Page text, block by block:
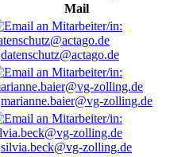
Mail
datenschutz@actago.de
marianne.baier@vg-zolling.de
silvia.beck@vg-zolling.de